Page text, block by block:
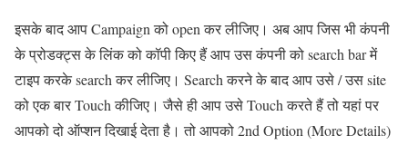
इसके बाद आप Campaign को open कर लीजिए। अब आप जिस भी कंपनी
के प्रोडक्ट्स के लिंक को कॉपी किए हैं आप उस कंपनी को search bar में
टाइप करके search कर लीजिए। Search करने के बाद आप उसे / उस site
को एक बार Touch कीजिए। जैसे ही आप उसे Touch करते हैं तो यहां पर
आपको दो ऑप्शन दिखाई देता है। तो आपको 2nd Option (More Details)